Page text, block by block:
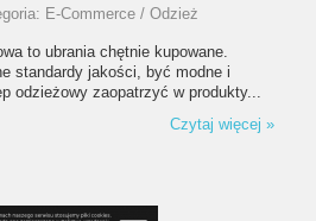
E-Commerce / Odzież
to ubrania chętnie kupowane.
standardy jakości, być modne i
odzieżowy zaopatrzyć w produkty...
Czytaj więcej »